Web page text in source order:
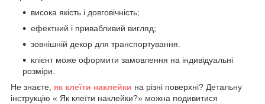
висока якість і довговічність;
ефектний і привабливий вигляд;
зовнішній декор для транспортування.
клієнт може оформити замовлення на індивідуальні
розміри.
Не знаєте, як клеїти наклейки на різні поверхні? Детальну
інструкцію « Як клеїти наклейки?» можна подивитися